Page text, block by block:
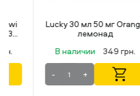
Lucky 30 мл 50 мг Orange
лемонад
В наличии 349 грн.